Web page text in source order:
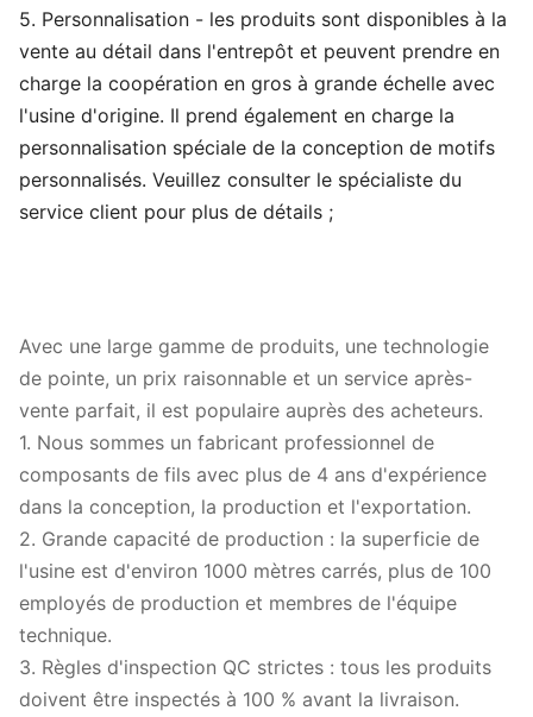
5. Personnalisation - les produits sont disponibles à la
vente au détail dans l'entrepôt et peuvent prendre en
charge la coopération en gros à grande échelle avec
l'usine d'origine. Il prend également en charge la
personnalisation spéciale de la conception de motifs
personnalisés. Veuillez consulter le spécialiste du
service client pour plus de détails ;
Avec une large gamme de produits, une technologie
de pointe, un prix raisonnable et un service après-
vente parfait, il est populaire auprès des acheteurs.
1. Nous sommes un fabricant professionnel de
composants de fils avec plus de 4 ans d'expérience
dans la conception, la production et l'exportation.
2. Grande capacité de production : la superficie de
l'usine est d'environ 1000 mètres carrés, plus de 100
employés de production et membres de l'équipe
technique.
3. Règles d'inspection QC strictes : tous les produits
doivent être inspectés à 100 % avant la livraison.